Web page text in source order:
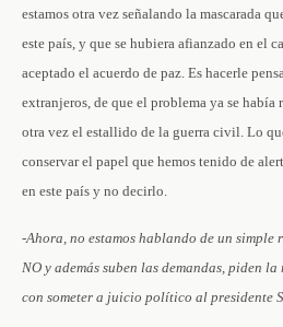
estamos otra vez señalando la mascarada
este país, y que se hubiera afianzado en el
aceptado el acuerdo de paz. Es hacerle
extranjeros, de que el problema ya se había
otra vez el estallido de la guerra civil. Lo
conservar el papel que hemos tenido de
en este país y no decirlo.
-Ahora, no estamos hablando de un simple
NO y además suben las demandas, piden
con someter a juicio político al presidente